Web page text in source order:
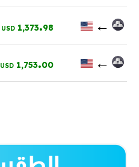
←
1,373.98
USD
←
1,753.00
USD